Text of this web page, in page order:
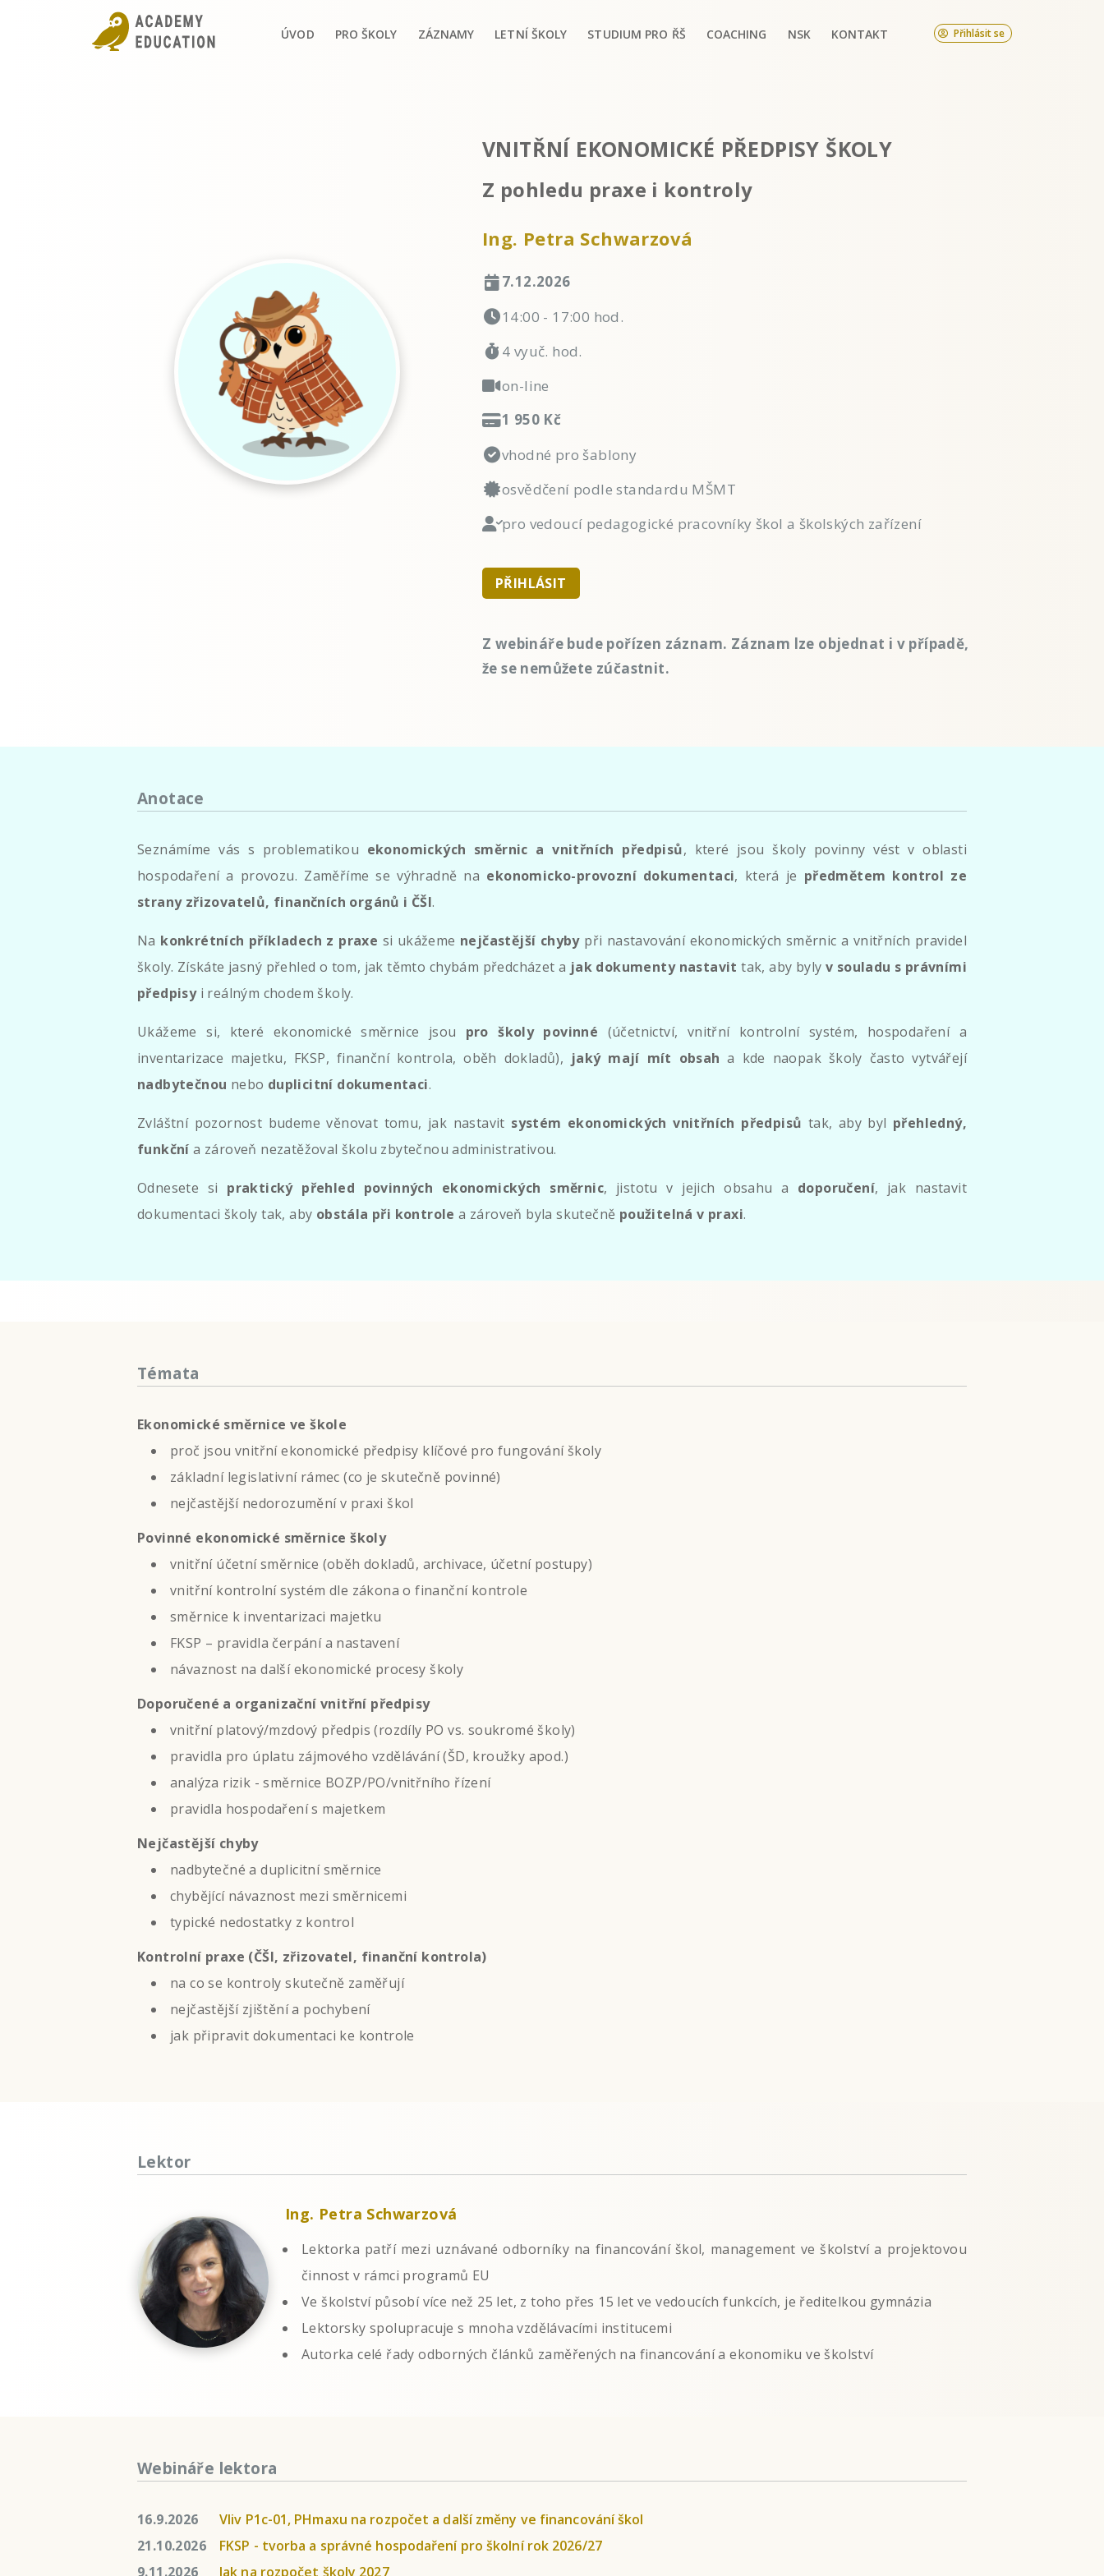
ÚVOD PRO ŠKOLY ZÁZNAMY LETNÍ ŠKOLY STUDIUM PRO ŘŠ COACHING NSK KONTAKT Přihlásit se
VNITŘNÍ EKONOMICKÉ PŘEDPISY ŠKOLY
Z pohledu praxe i kontroly
Ing. Petra Schwarzová
7.12.2026
14:00 - 17:00 hod.
4 vyuč. hod.
on-line
1 950 Kč
vhodné pro šablony
osvědčení podle standardu MŠMT
pro vedoucí pedagogické pracovníky škol a školských zařízení
PŘIHLÁSIT
Z webináře bude pořízen záznam. Záznam lze objednat i v případě,
že se nemůžete zúčastnit.
Anotace
Seznámíme vás s problematikou ekonomických směrnic a vnitřních předpisů, které jsou školy povinny vést v oblasti
hospodaření a provozu. Zaměříme se výhradně na ekonomicko-provozní dokumentaci, která je předmětem kontrol ze
strany zřizovatelů, finančních orgánů i ČŠI.
Na konkrétních příkladech z praxe si ukážeme nejčastější chyby při nastavování ekonomických směrnic a vnitřních pravidel
školy. Získáte jasný přehled o tom, jak těmto chybám předcházet a jak dokumenty nastavit tak, aby byly v souladu s právními
předpisyi reálným chodem školy.
Ukážeme si, které ekonomické směrnice jsou pro školy povinné (účetnictví, vnitřní kontrolní systém, hospodaření a
inventarizace majetku, FKSP, finanční kontrola, oběh dokladů), jaký mají mít obsah a kde naopak školy často vytvářejí
nadbytečnou nebo duplicitní dokumentaci.
Zvláštní pozornost budeme věnovat tomu, jak nastavit systém ekonomických vnitřních předpisů tak, aby byl přehledný,
funkčnía zároveň nezatěžoval školu zbytečnou administrativou.
Odnesete si praktický přehled povinných ekonomických směrnic, jistotu v jejich obsahu a doporučení, jak nastavit
dokumentaci školy tak, aby obstála při kontrolea zároveň byla skutečně použitelná v praxi.
Témata
Ekonomické směrnice ve škole
proč jsou vnitřní ekonomické předpisy klíčové pro fungování školy
základní legislativní rámec (co je skutečně povinné)
nejčastější nedorozumění v praxi škol
Povinné ekonomické směrnice školy
vnitřní účetní směrnice (oběh dokladů, archivace, účetní postupy)
vnitřní kontrolní systém dle zákona o finanční kontrole
směrnice k inventarizaci majetku
FKSP – pravidla čerpání a nastavení
návaznost na další ekonomické procesy školy
Doporučené a organizační vnitřní předpisy
vnitřní platový/mzdový předpis (rozdíly PO vs. soukromé školy)
pravidla pro úplatu zájmového vzdělávání (ŠD, kroužky apod.)
analýza rizik - směrnice BOZP/PO/vnitřního řízení
pravidla hospodaření s majetkem
Nejčastější chyby
nadbytečné a duplicitní směrnice
chybějící návaznost mezi směrnicemi
typické nedostatky z kontrol
Kontrolní praxe (ČŠI, zřizovatel, finanční kontrola)
na co se kontroly skutečně zaměřují
nejčastější zjištění a pochybení
jak připravit dokumentaci ke kontrole
Lektor
Ing. Petra Schwarzová
Lektorka patří mezi uznávané odborníky na financování škol, management ve školství a projektovou
činnost v rámci programů EU
Ve školství působí více než 25 let, z toho přes 15 let ve vedoucích funkcích, je ředitelkou gymnázia
Lektorsky spolupracuje s mnoha vzdělávacími institucemi
Autorka celé řady odborných článků zaměřených na financování a ekonomiku ve školství
Webináře lektora
16.9.2026
Vliv P1c-01, PHmaxu na rozpočet a další změny ve financování škol
21.10.2026
FKSP - tvorba a správné hospodaření pro školní rok 2026/27
9.11.2026
Jak na rozpočet školy 2027